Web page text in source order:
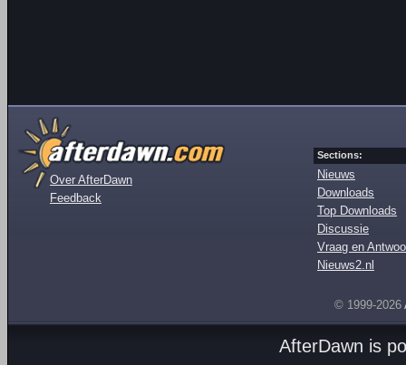
Over AfterDawn
Feedback
Sections:
Nieuws
Downloads
Top Downloads
Discussie
Vraag en
Nieuws2.nl
© 1999-2026
AfterDawn is